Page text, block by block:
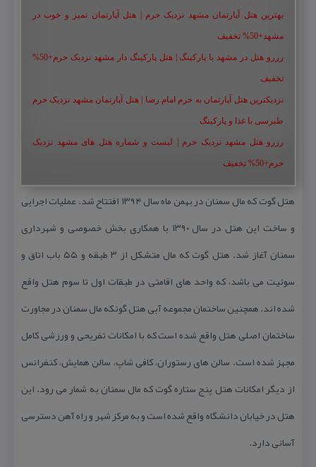
بهترین هتل آپارتمان مشهد نزدیک حرم | هتل آپارتمان تمیز و خوب در
مشهد+50% تخفیف
رزرو هتل در مشهد با پارکینگ | هتل پارکینگ دار مشهد نزدیک حرم+50%
تخفیف
نزدیکترین هتل آپارتمان به حرم امام رضا | هتل آپارتمان مشهد نزدیک حرم
طبرسی با غذا و پارکینگ
رزرو هتل مشهد نزدیک حرم | لیست و شماره هتل های مشهد نزدیک
حرم+50% تخفیف
هتل گوت كه مال سمنان در بهمن ماه سال ۱۳۹۴ افتتاح شد. عملیات اجرایی
و ساخت این هتل در سال ۱۳۹۰ با همكاری بخش خصوصی و شهرداری
سمنان آغاز شد. هتل گوت كه مال متشكل از ۳ طبقه و ۵۵ باب اتاق و
سوئیت می باشد، كه واحد های اقامتی در طبقات اول تا سوم هتل واقع
شده اند. همچنین ساختمان مجموعه آبی هتل گوتكه مال سمنان در مجاورت
ساختمان اصلی هتل واقع شده است كه با امكانات تفریحی و ورزشی كامل
مجهز شده است. سالن های رستوران، كافی شاپ، سالن همایش، كنفرانس
از دیگر امكانات هتل پنج ستاره گوت كه مال سمنان به شمار می رود. این
هتل در خیابان دانشگاه واقع شده است و به مركز شهر و راه آهن دسترسی
آسانی دارد.